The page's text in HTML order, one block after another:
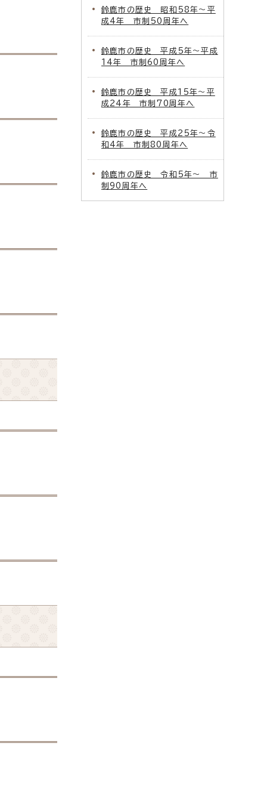
鈴鹿市の歴史 昭和58年～平
成4年 市制50周年へ
鈴鹿市の歴史 平成5年～平成
14年 市制60周年へ
鈴鹿市の歴史 平成15年～平
成24年 市制70周年へ
鈴鹿市の歴史 平成25年～令
和4年 市制80周年へ
鈴鹿市の歴史 令和5年～ 市
制90周年へ